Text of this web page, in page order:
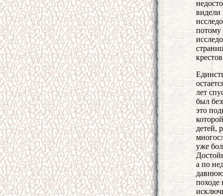
видели
потому
лет
был
это
детей,
уже
а по
давнюю
походе